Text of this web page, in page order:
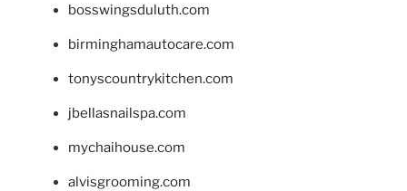
bosswingsduluth.com
birminghamautocare.com
tonyscountrykitchen.com
jbellasnailspa.com
mychaihouse.com
alvisgrooming.com